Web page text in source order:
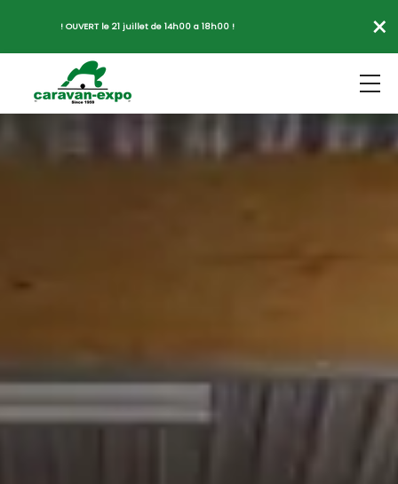
! OUVERT le 21 juillet de 14h00 a 18h00 ! ×